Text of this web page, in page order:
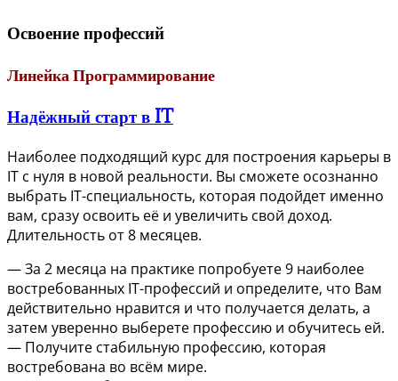
Освоение профессий
Линейка Программирование
Надёжный старт в IT
Наиболее подходящий курс для построения карьеры в
IT с нуля в новой реальности. Вы сможете осознанно
выбрать IT-специальность, которая подойдет именно
вам, сразу освоить её и увеличить свой доход.
Длительность от 8 месяцев.
— За 2 месяца на практике попробуете 9 наиболее
востребованных IT-профессий и определите, что Вам
действительно нравится и что получается делать, а
затем уверенно выберете профессию и обучитесь ей.
— Получите стабильную профессию, которая
востребована во всём мире.